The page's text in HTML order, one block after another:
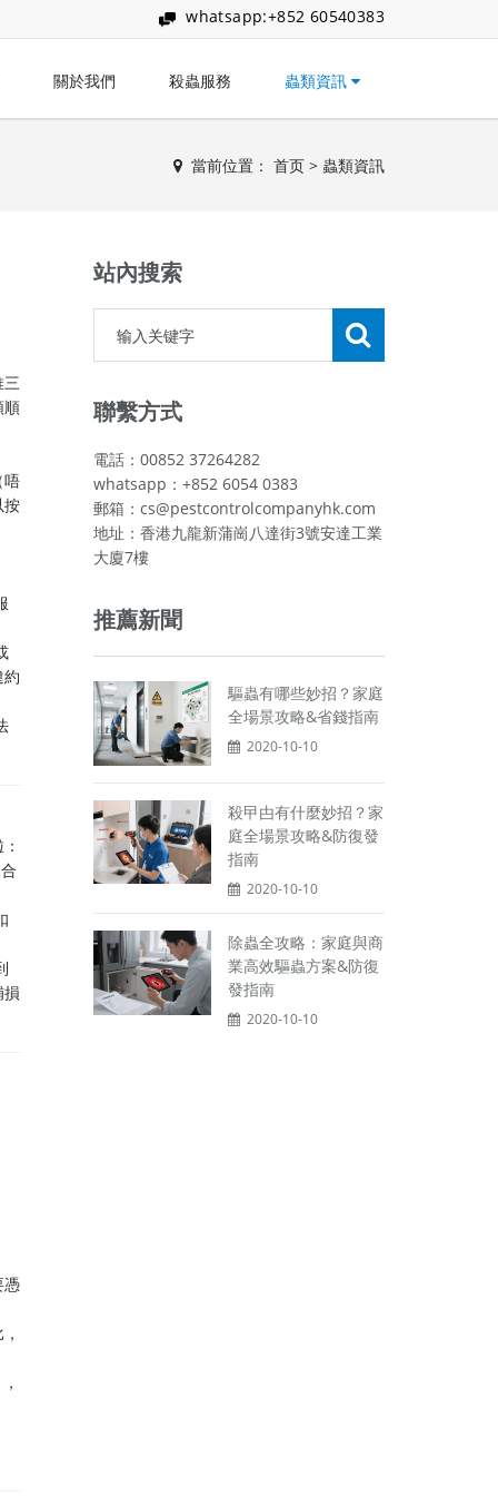
whatsapp:+852 60540383
關於我們 殺蟲服務 蟲類資訊
當前位置： 首页 > 蟲類資訊
順
唔
按
憑
站內搜索
聯繫方式
電話：00852 37264282
whatsapp：+852 6054 0383
郵箱：cs@pestcontrolcompanyhk.com
地址：香港九龍新蒲崗八達街3號安達工業
大廈7樓
推薦新聞
驅蟲有哪些妙招？家庭
全場景攻略&省錢指南
2020-10-10
殺曱甴有什麼妙招？家
庭全場景攻略&防復發
指南
2020-10-10
除蟲全攻略：家庭與商
業高效驅蟲方案&防復
發指南
2020-10-10